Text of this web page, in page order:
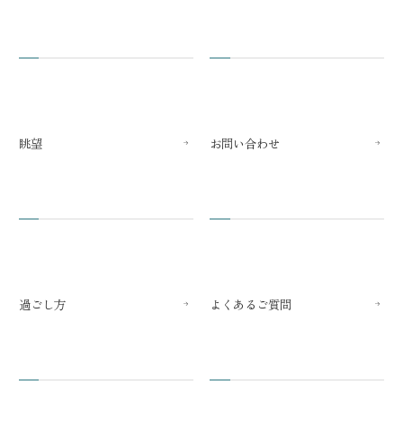
眺望
過ごし方
お問い合わせ
よくあるご質問